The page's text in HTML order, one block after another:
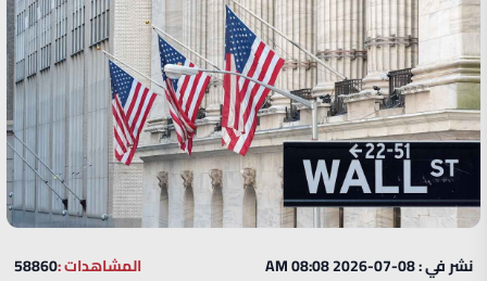
نشر في : 08-07-2026 08:08 AM المشاهدات :58860